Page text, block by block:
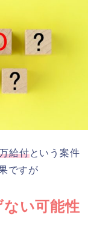
給付という案件
ですが
い可能性